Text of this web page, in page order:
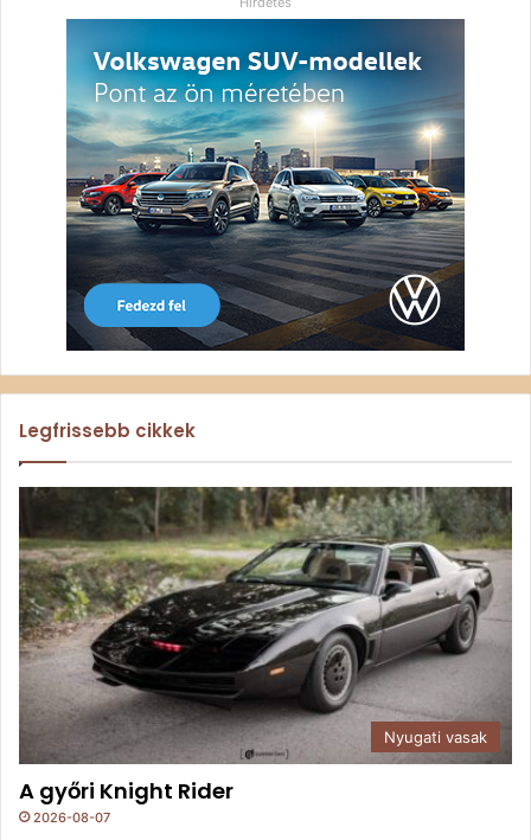
Legfrissebb cikkek
Nyugati vasak
A győri Knight Rider
2026-08-07